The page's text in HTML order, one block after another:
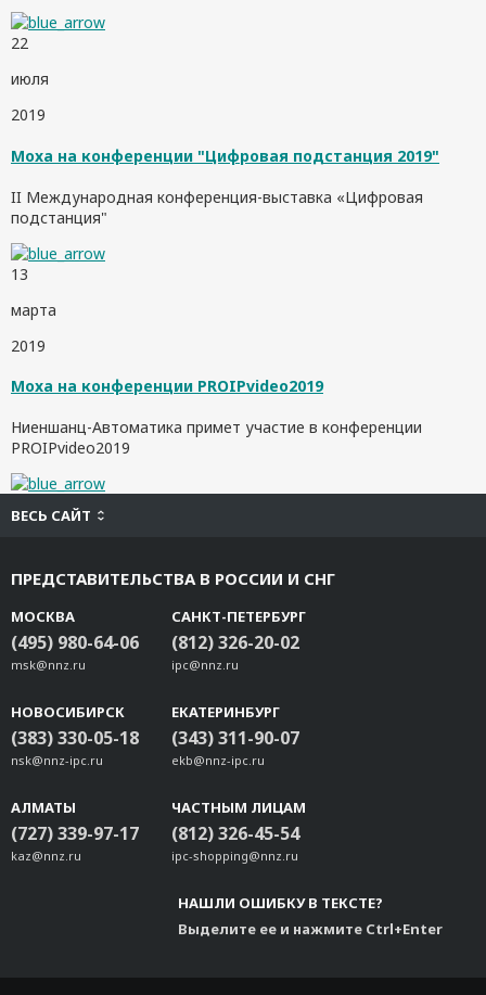
22
июля
2019
Moxa на конференции "Цифровая подстанция 2019"
II Международная конференция-выставка «Цифровая
подстанция"
13
марта
2019
Moxa на конференции PROIPvideo2019
Ниеншанц-Автоматика примет участие в конференции
PROIPvideo2019
ВЕСЬ САЙТ
ПРЕДСТАВИТЕЛЬСТВА В РОССИИ И СНГ
МОСКВА
(495) 980-64-06
msk@nnz.ru
САНКТ-ПЕТЕРБУРГ
(812) 326-20-02
ipc@nnz.ru
НОВОСИБИРСК
(383) 330-05-18
nsk@nnz-ipc.ru
ЕКАТЕРИНБУРГ
(343) 311-90-07
ekb@nnz-ipc.ru
АЛМАТЫ
(727) 339-97-17
kaz@nnz.ru
ЧАСТНЫМ ЛИЦАМ
(812) 326-45-54
ipc-shopping@nnz.ru
НАШЛИ ОШИБКУ В ТЕКСТЕ?
Выделите ее и нажмите Ctrl+Enter